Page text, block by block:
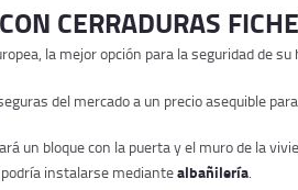
CERRADURAS
la mejor opción para la seguridad de su
del mercado a un precio asequible
un bloque con la puerta y el muro de la
instalarse mediantealbañilería.